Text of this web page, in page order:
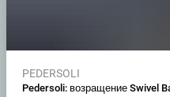
PEDERSOLI
Pedersoli: возращение Swivel